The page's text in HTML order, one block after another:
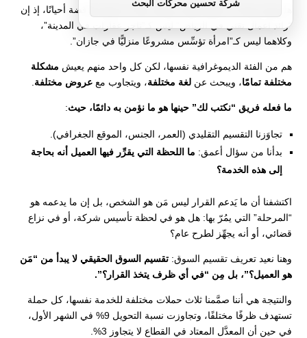
هل هذا ممتاز؟ لا، فهذه الفئة عريضة جدًّا، بل إنها متناقضة أحيانًا، إذ إن
“رائد أعمال تقني في الرياض” ليس كـ”تاجر عقارات في المدينة”،
وكلاهما ليس كـ”امرأة تؤسِّس مشروعًا منزليًّا في جازان”.
هم من الفئة الديموغرافية نفسها، لكن كل واحد منهم يعيش مشكلة
مختلفة تمامًا، ويبحث عن لغة مختلفة، ويتجاوب مع عروض مختلفة
ما فعله فريق “نكتب لك” حينها هو ما نؤمن به دائمًا، حيث:
تجاوَزنا التقسيم التقليدي (العمر، الجنس، الموقع الجغرافي).
بدأنا من سؤال أعمق: ما اللحظة التي يقرِّر فيها العميل أنه بحاجة
إلى هذه الخدمة؟
اكتشفنا أن ما يَدعم القرار ليس مَن هو الشخص، بل إن ما يدعمه هو
“المرحلة” التي يمُرّ بها: هل هو في لحظة تأسيس شركة، أو في نزاع
قضائي، أو أنه يجهِّز لطرح عام؟
وهنا نعيد تعريف تقسيم السوق: تقسيم السوق الحقيقي لا يبدأ من “مَن
هو العميل؟”، بل مِن “في أي ظرف يتخذ القرار؟”.
والنتيجة هي أننا صمَّمنا ثلاث حملات مختلفة للخدمة نفسها، كل حملة
تستهدف ظرفًا مختلفًا، وتجاوزت نسبة التحويل 9% في الشهر الأول،
في حين أن المعدَّل المعتاد في القطاع لا يتجاوز 3%.
شركة تحسين محركات البحث